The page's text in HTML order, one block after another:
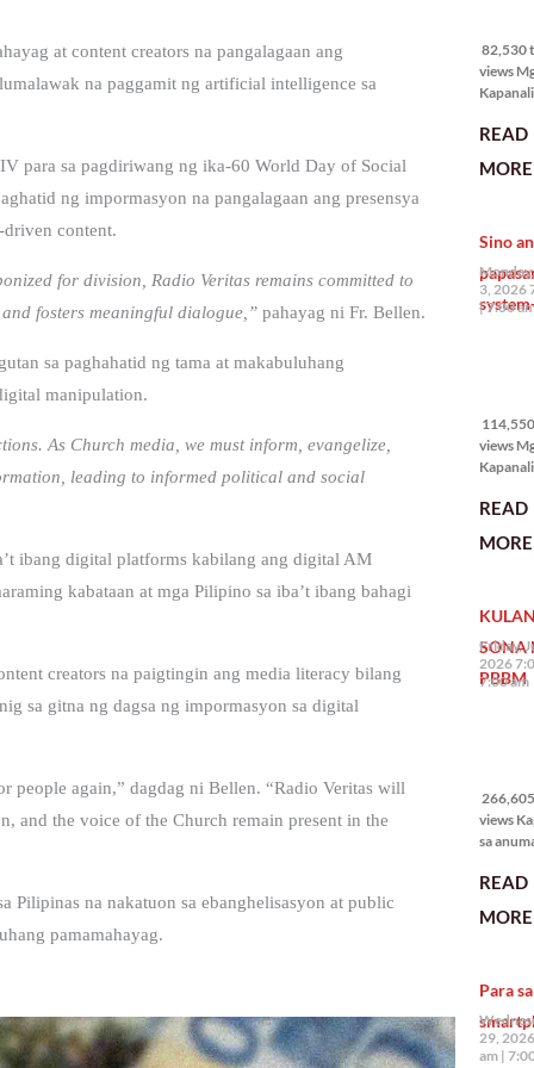
at content creators na pangalagaan ang
na paggamit ng artificial intelligence sa
para sa pagdiriwang ng ika-60 World Day of Social
ng impormasyon na pangalagaan ang presensya
content.
for division, Radio Veritas remains committed to
fosters meaningful dialogue,” pahayag ni Fr. Bellen.
sa paghahatid ng tama at makabuluhang
manipulation.
As Church media, we must inform, evangelize,
leading to informed political and social
ibang digital platforms kabilang ang digital AM
kabataan at mga Pilipino sa iba’t ibang bahagi
creators na paigtingin ang media literacy bilang
sa gitna ng dagsa ng impormasyon sa digital
people again,” dagdag ni Bellen. “Radio Veritas will
and the voice of the Church remain present in the
Pilipinas na nakatuon sa ebanghelisasyon at public
pamamahayag.
82,530
views
Japanese
the
bahay
READ
MORE
Sino
3, 2026
7:00
views
State of
Marcos
READ
MORE
SONA
PBBM
Friday,
2026
7:00 am
views
sa
planong
usapin
sadyang
READ
MORE
Para
29,
am